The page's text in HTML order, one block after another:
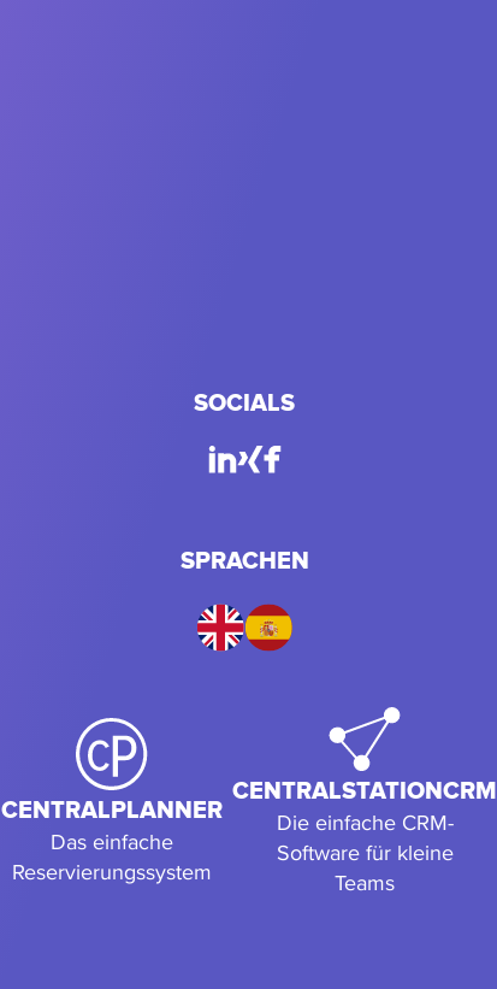
SOCIALS
SPRACHEN
CENTRALPLANNER
Das einfache
Reservierungssystem
CENTRALSTATIONCRM
Die einfache CRM-
Software für kleine
Teams